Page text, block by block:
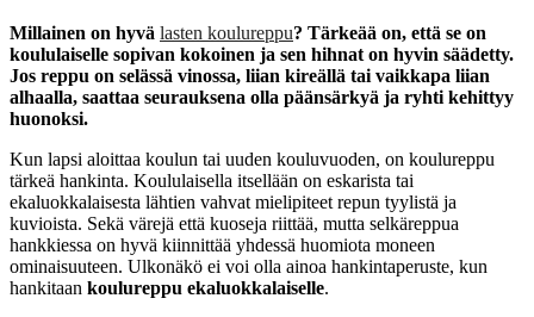
Millainen on hyvä lasten koulureppu? Tärkeää on, että se on
koululaiselle sopivan kokoinen ja sen hihnat on hyvin säädetty.
Jos reppu on selässä vinossa, liian kireällä tai vaikkapa liian
alhaalla, saattaa seurauksena olla päänsärkyä ja ryhti kehittyy
huonoksi.
Kun lapsi aloittaa koulun tai uuden kouluvuoden, on koulureppu
tärkeä hankinta. Koululaisella itsellään on eskarista tai
ekaluokkalaisesta lähtien vahvat mielipiteet repun tyylistä ja
kuvioista. Sekä värejä että kuoseja riittää, mutta selkäreppua
hankkiessa on hyvä kiinnittää yhdessä huomiota moneen
ominaisuuteen. Ulkonäkö ei voi olla ainoa hankintaperuste, kun
hankitaan koulureppu ekaluokkalaiselle.